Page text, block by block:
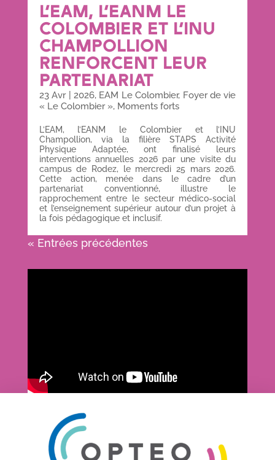
L’EAM, L’EANM LE
COLOMBIER ET L’INU
CHAMPOLLION
RENFORCENT LEUR
PARTENARIAT
23 Avr| 2026, EAM Le Colombier, Foyer de vie
« Le Colombier », Moments forts
L’EAM, l’EANM le Colombier et l’INU
Champollion, via la filière STAPS Activité
Physique Adaptée, ont finalisé leurs
interventions annuelles 2026 par une visite du
campus de Rodez, le mercredi 25 mars 2026.
Cette action, menée dans le cadre d’un
partenariat conventionné, illustre le
rapprochement entre le secteur médico-social
et l’enseignement supérieur autour d’un projet à
la fois pédagogique et inclusif.
« Entrées précédentes